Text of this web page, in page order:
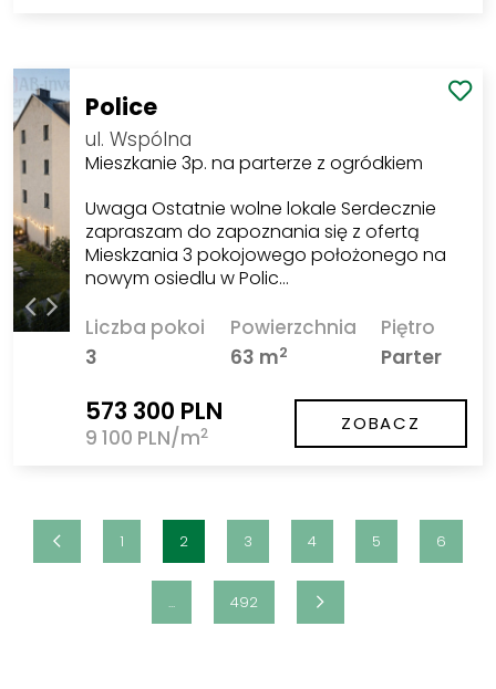
Police
ul. Wspólna
Mieszkanie 3p. na parterze z ogródkiem
Uwaga Ostatnie wolne lokale Serdecznie
zapraszam do zapoznania się z ofertą
Mieskzania 3 pokojowego położonego na
nowym osiedlu w Polic…
Liczba pokoi
3
Powierzchnia
63 m2
Piętro
Parter
573 300 PLN
9 100 PLN/m2 ZOBACZ
1 2 3 4 5 6
... 492